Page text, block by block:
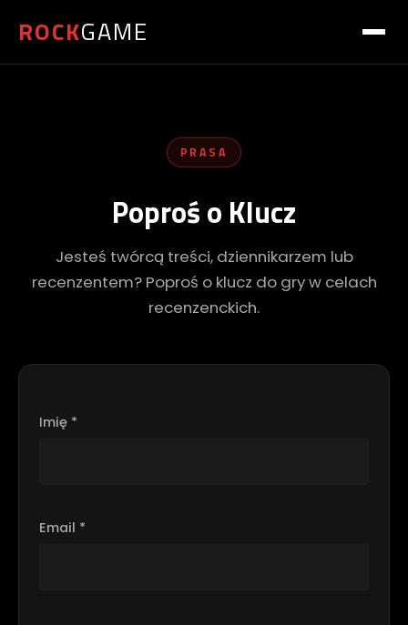
ROCKGAME
PRASA
Poproś o Klucz
Jesteś twórcą treści, dziennikarzem lub
recenzentem? Poproś o klucz do gry w celach
recenzenckich.
Imię *
Email *